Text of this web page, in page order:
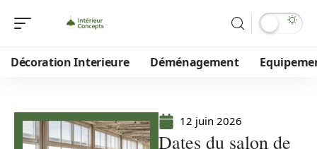
Décoration Interieure Déménagement
12 juin 2026
Dates du salon de